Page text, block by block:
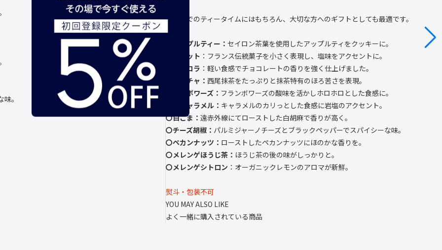
。
ご自宅でのティータイムにはもちろん、大切な方へのギフトとしても最適です。
アップルティー： セイロン茶葉を使用したアップルティをクッキーに。
○ガレット ： フランス伝統菓子を小さく表現し、塩味をアクセントに。
○ショコラ ： 軽い食感でチョコレートの香りを強く仕上げました。
マッチャ： 西尾抹茶をたっぷりと抹茶特有のほろ苦さを表現。
ランボワーズ： フランボワーズの酸味を活かしホロホロとした食感に。
塩キャラメル： キャラメルのカリっとした食感に岩塩のアクセント。
〇白ごま： 遠赤外線にてローストした白胡麻で香りが高く。
〇チーズ胡椒： パルミジャーノチーズとブラックペッパーでスパイシーな味。
〇ペカンナッツ： ローストしたペカンナッツにほのかな香りを。
〇メレンゲほうじ茶 ： ほうじ茶の後の味がしっかりと。
〇メレンゲシトロン ：オーガニックレモンのアロマが新鮮。
熨斗・包装不可
YOU MAY ALSO LIKE
よく一緒に購入されている商品